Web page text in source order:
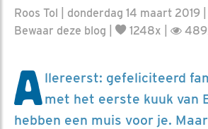
Roos Tol | donderdag 14 maart 2019 |
Bewaar deze blog
1248x |
Allereerst: gefeliciteerd
met het eerste kuuk van
hebben een muis voor je.